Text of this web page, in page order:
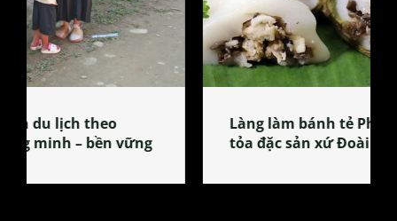
Làng làm bánh tẻ Phú Nhi – nơi lan
tỏa đặc sản xứ Đoài